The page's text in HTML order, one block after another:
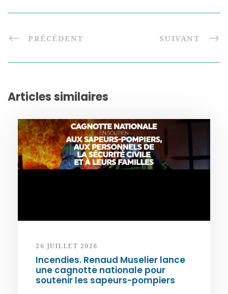
PRÉCÉDENT SUIVANT
Articles similaires
26 JUILLET 2026
Incendies. Renaud Muselier lance
une cagnotte nationale pour
soutenir les sapeurs-pompiers